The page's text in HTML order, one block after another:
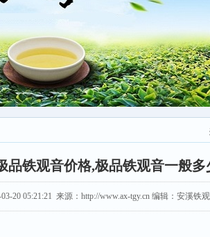
品铁观音价格,极品铁观音一般多
20 05:21:21 来源：http://www.ax-tgy.cn 编辑：安溪铁